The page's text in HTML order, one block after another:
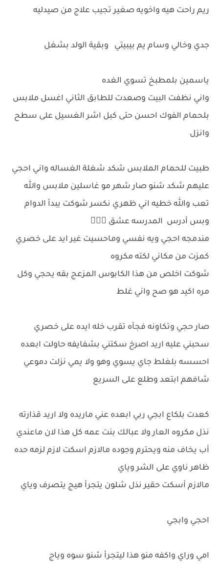
ريم راحت هيه واخويه صغير تجيب علاج من صيدليه
جدي وخالي وسام يم بيبيتي وبقية الولد بشغل
ياسمين بلمطبخ تسوي الغده
واني نظفت البيت وصعدت للطابق الثاني اغسل ملابس
بلحمام الفوك احسن حتى كبل اشر الغسيل على سطح
وانزل
طبيت للحمام الملابس شكد شغلة الغساله واني احجي
عليهم شكد شنو صار شهر مو غاسلين ملابس والله
تعب والله خطيه اني ظهري نكسر شوكت يبدأ الدوام
وبس أدرس المدرسه عشق 🤦🏼‍♀️
مندمجه احجي ويه نفسي وماحسيت غير ايد على خصري
كمزت من مكاني لكته مكروه
شوكت اخلص من هذا الكابوس المزعج بقه يحجي وكل
مره اكيد هو صح واني غلط
صار حجي وتكاونه فجأه تقرب خله ايده على خصري
سحبني عليه اريد اصرخ سكتني بشفايفه حاولت ابعده
احسسه بلغلط جاي يسوي وهو ولا يمي نزلت دموعي
شافهم ابتعد وطلع على السريع
كعدت بلكاع ابجي ربي ابعده عني ماريده ولا اريد قذارته
نذل مكروه العار ولا عبالك بنت عمه كل هذا لان ماعندي
أب يخاف منه ويحترم وجوده مالازم اسكت لازم لزمه حده
ظاهر ناوي على الشر وياي
مالازم أسكت حقير نذل شلون يتجرأ هيج يتصرف وياي
احجي وابجي
امي وراي واكفه منو هذا ليتجرأ شنو سوه وياج